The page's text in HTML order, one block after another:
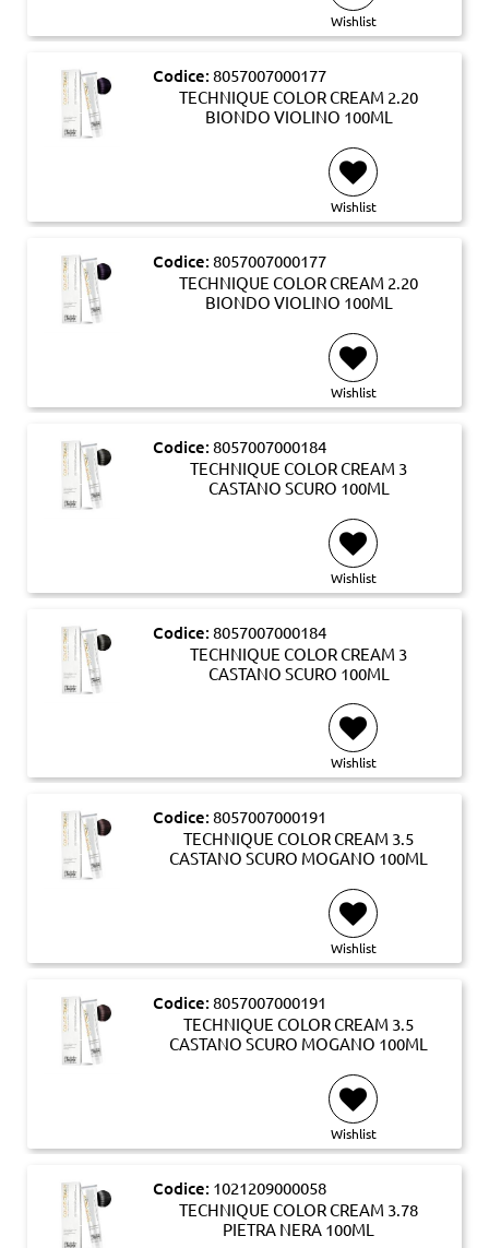
Wishlist
Codice: 8057007000177
TECHNIQUE COLOR CREAM 2.20
BIONDO VIOLINO 100ML
Wishlist
Codice: 8057007000177
TECHNIQUE COLOR CREAM 2.20
BIONDO VIOLINO 100ML
Wishlist
Codice: 8057007000184
TECHNIQUE COLOR CREAM 3
CASTANO SCURO 100ML
Wishlist
Codice: 8057007000184
TECHNIQUE COLOR CREAM 3
CASTANO SCURO 100ML
Wishlist
Codice: 8057007000191
TECHNIQUE COLOR CREAM 3.5
CASTANO SCURO MOGANO 100ML
Wishlist
Codice: 8057007000191
TECHNIQUE COLOR CREAM 3.5
CASTANO SCURO MOGANO 100ML
Wishlist
Codice: 1021209000058
TECHNIQUE COLOR CREAM 3.78
PIETRA NERA 100ML